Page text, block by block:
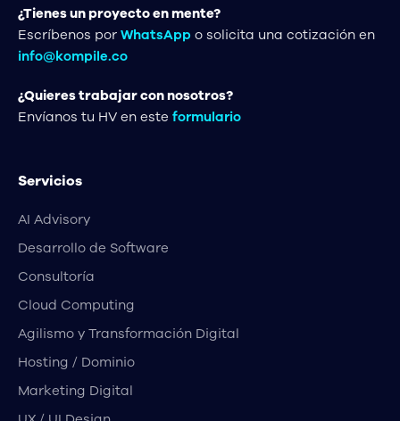
¿Tienes un proyecto en mente?
Escríbenos por WhatsApp o solicita una cotización en
info@kompile.co
¿Quieres trabajar con nosotros?
Envíanos tu HV en este formulario
Servicios
AI Advisory
Desarrollo de Software
Consultoría
Cloud Computing
Agilismo y Transformación Digital
Hosting / Dominio
Marketing Digital